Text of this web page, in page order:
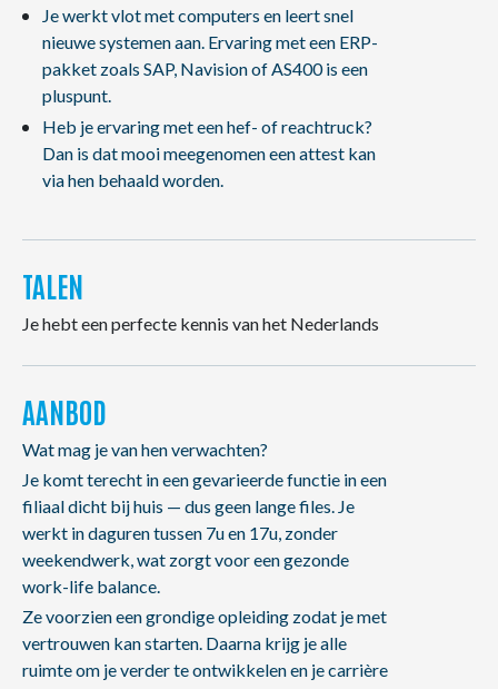
Je werkt vlot met computers en leert snel
nieuwe systemen aan. Ervaring met een ERP-
pakket zoals SAP, Navision of AS400 is een
pluspunt.
Heb je ervaring met een hef- of reachtruck?
Dan is dat mooi meegenomen een attest kan
via hen behaald worden.
TALEN
Je hebt een perfecte kennis van het Nederlands
AANBOD
Wat mag je van hen verwachten?
Je komt terecht in een gevarieerde functie in een
filiaal dicht bij huis — dus geen lange files. Je
werkt in daguren tussen 7u en 17u, zonder
weekendwerk, wat zorgt voor een gezonde
work-life balance.
Ze voorzien een grondige opleiding zodat je met
vertrouwen kan starten. Daarna krijg je alle
ruimte om je verder te ontwikkelen en je carrière